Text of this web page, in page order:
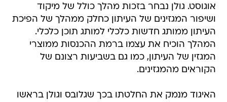
אוגוסט. גולן נבחר בזכות מהלך כולל של מיקוד
ושיפור המגזינים של העיתון כחלק ממהלך של הפיכת
העיתון ממותג חדשות כלכלי למותג תוכן כלכלי.
המהלך הוכיח את עצמו ברמת ההכנסות ממוצרי
המגזין של העיתון, כמו גם בשביעות רצונם של
הקוראים מהמגזינים.
האיגוד מנמק את החלטתו בכך שגלובס וגולן בראשו